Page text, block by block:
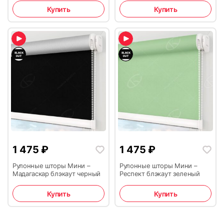
Купить Купить
1 475 ₽
Рулонные шторы Мини –
Мадагаскар блэкаут черный
Купить
1 475 ₽
Рулонные шторы Мини –
Респект блэкаут зеленый
Купить